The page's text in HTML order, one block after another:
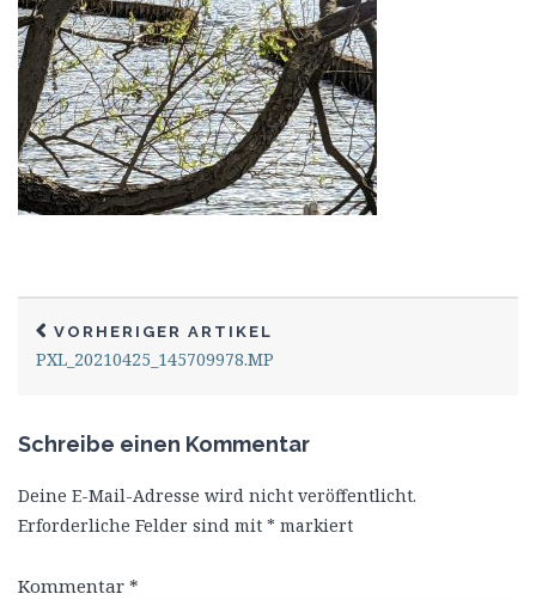
VORHERIGER ARTIKEL
PXL_20210425_145709978.MP
Schreibe einen Kommentar
Deine E-Mail-Adresse wird nicht veröffentlicht.
Erforderliche Felder sind mit * markiert
Kommentar *